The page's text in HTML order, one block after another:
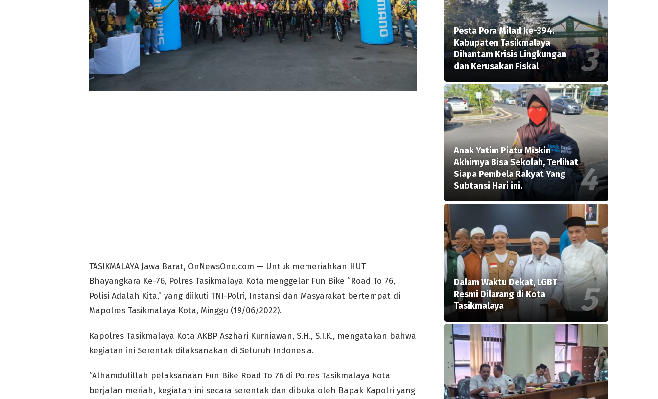
TASIKMALAYA Jawa Barat, OnNewsOne.com — Untuk memeriahkan HUT
Bhayangkara Ke-76, Polres Tasikmalaya Kota menggelar Fun Bike “Road To 76,
Polisi Adalah Kita,” yang diikuti TNI-Polri, Instansi dan Masyarakat bertempat di
Mapolres Tasikmalaya Kota, Minggu (19/06/2022).
Kapolres Tasikmalaya Kota AKBP Aszhari Kurniawan, S.H., S.I.K., mengatakan bahwa
kegiatan ini Serentak dilaksanakan di Seluruh Indonesia.
“Alhamdulillah pelaksanaan Fun Bike Road To 76 di Polres Tasikmalaya Kota
berjalan meriah, kegiatan ini secara serentak dan dibuka oleh Bapak Kapolri yang
Pesta Pora Milad ke-394:
Kabupaten Tasikmalaya
Dihantam Krisis Lingkungan
dan Kerusakan Fiskal
Anak Yatim Piatu Miskin
Akhirnya Bisa Sekolah, Terlihat
Siapa Pembela Rakyat Yang
Subtansi Hari ini.
Dalam Waktu Dekat, LGBT
Resmi Dilarang di Kota
Tasikmalaya